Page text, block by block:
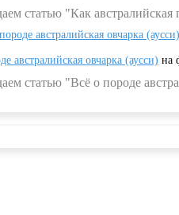
статью "Как
австралийская овчарка (аусси)
австралийская овчарка (аусси) на
статью "Всё о породе